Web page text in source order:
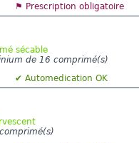
⚑ Prescription obligatoire
sécable
de 16 comprimé(s)
✔ Automedication OK